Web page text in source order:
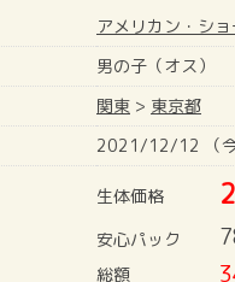
アメリカン・シ
男の子（オス）
関東 > 東京都
2021/12/12 （今
生体価格
安心パック
総額